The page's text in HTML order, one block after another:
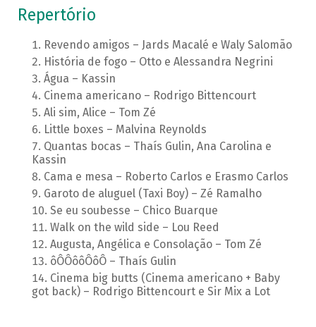
Repertório
Revendo amigos – Jards Macalé e Waly Salomão
História de fogo – Otto e Alessandra Negrini
Água – Kassin
Cinema americano – Rodrigo Bittencourt
Ali sim, Alice – Tom Zé
Little boxes – Malvina Reynolds
Quantas bocas – Thaís Gulin, Ana Carolina e
Kassin
Cama e mesa – Roberto Carlos e Erasmo Carlos
Garoto de aluguel (Taxi Boy) – Zé Ramalho
Se eu soubesse – Chico Buarque
Walk on the wild side – Lou Reed
Augusta, Angélica e Consolação – Tom Zé
ôÔÔôôÔôÔ – Thaís Gulin
Cinema big butts (Cinema americano + Baby
got back) – Rodrigo Bittencourt e Sir Mix a Lot